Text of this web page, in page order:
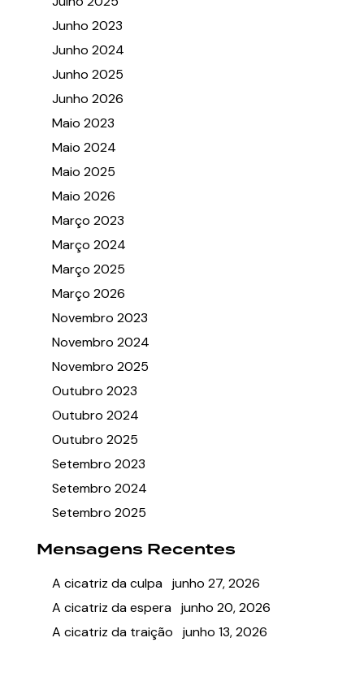
Junho 2023
Junho 2024
Junho 2025
Junho 2026
Maio 2023
Maio 2024
Maio 2025
Maio 2026
Março 2023
Março 2024
Março 2025
Março 2026
Novembro 2023
Novembro 2024
Novembro 2025
Outubro 2023
Outubro 2024
Outubro 2025
Setembro 2023
Setembro 2024
Setembro 2025
Mensagens Recentes
A cicatriz da culpa junho 27, 2026
A cicatriz da espera junho 20, 2026
A cicatriz da traição
junho 13, 2026